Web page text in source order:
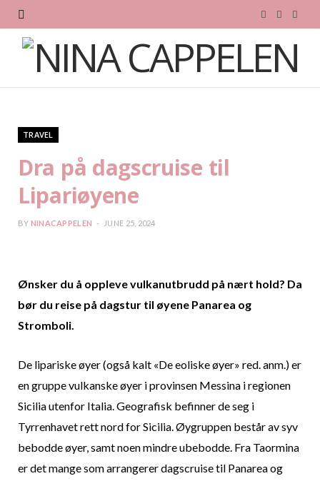
a
c
TRAVEL
Dra på dagscruise til
Lipariøyene
BY NINACAPPELEN JUNE 25, 2024
Ønsker du å oppleve vulkanutbrudd på nært hold? Da
bør du reise på dagstur til øyene Panarea og
Stromboli.
De lipariske øyer (også kalt «De eoliske øyer» red. anm.) er
en gruppe vulkanske øyer i provinsen Messina i regionen
Sicilia utenfor Italia. Geografisk befinner de seg i
Tyrrenhavet rett nord for Sicilia. Øygruppen består av syv
bebodde øyer, samt noen mindre ubebodde. Fra Taormina
er det mange som arrangerer dagscruise til Panarea og